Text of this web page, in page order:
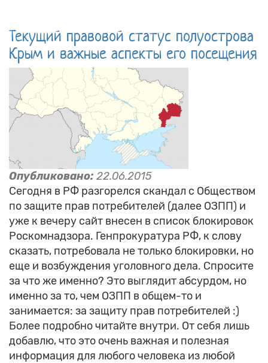
Текущий правовой статус полуострова
Крым и важные аспекты его посещения
Опубликовано: 22.06.2015
Сегодня в РФ разгорелся скандал с Обществом
по защите прав потребителей (далее ОЗПП) и
уже к вечеру сайт внесен в список блокировок
Роскомнадзора. Генпрокуратура РФ, к слову
сказать, потребовала не только блокировки, но
еще и возбуждения уголовного дела. Спросите
за что же именно? Это выглядит абсурдом, но
именно за то, чем ОЗПП в общем-то и
занимается: за защиту прав потребителей :)
Более подробно читайте внутри. От себя лишь
добавлю, что это очень важная и полезная
информация для любого человека из любой